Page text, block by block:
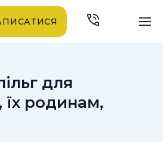
для
їх родинам,